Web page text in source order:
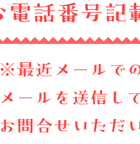
電話番号記
※最近メールで
メールを送信し
お問合せいただ